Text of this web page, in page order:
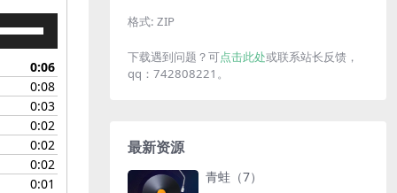
用
0:06
0:08
0:03
0:02
0:02
0:02
0:01
格式: ZIP
下载遇到问题？可点击此处或联系站长反馈，
qq：742808221。
最新资源
青蛙（7）